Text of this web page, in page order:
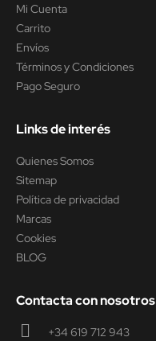
Mi Cuenta
Carrito
Envíos
Términos y Condiciones
Pago Seguro
Links de interés
Quienes Somos
Sitemap
Política de privacidad
Marcas
Cookies
BLOG
Contacta con nosotros
+34 619 712 943